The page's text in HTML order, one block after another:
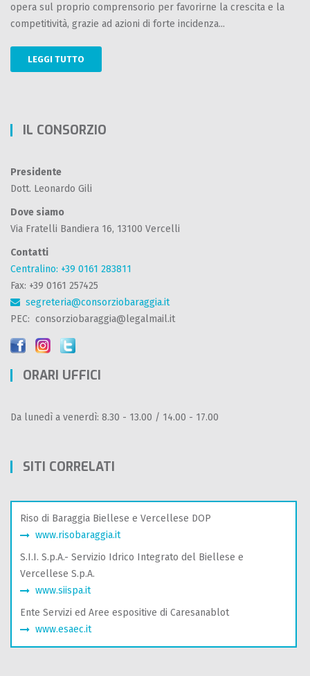
opera sul proprio comprensorio per favorirne la crescita e la
competitività, grazie ad azioni di forte incidenza...
LEGGI TUTTO
IL CONSORZIO
Presidente
Dott. Leonardo Gili
Dove siamo
Via Fratelli Bandiera 16, 13100 Vercelli
Contatti
Centralino: +39 0161 283811
Fax: +39 0161 257425
segreteria@consorziobaraggia.it
PEC: consorziobaraggia@legalmail.it
ORARI UFFICI
Da lunedì a venerdì: 8.30 - 13.00 / 14.00 - 17.00
SITI CORRELATI
Riso di Baraggia Biellese e Vercellese DOP
www.risobaraggia.it
S.I.I. S.p.A.- Servizio Idrico Integrato del Biellese e
Vercellese S.p.A.
www.siispa.it
Ente Servizi ed Aree espositive di Caresanablot
www.esaec.it